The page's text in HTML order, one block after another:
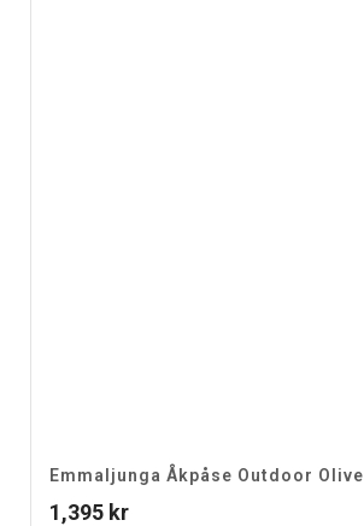
Emmaljunga Åkpåse Outdoor Olive
1,395 kr